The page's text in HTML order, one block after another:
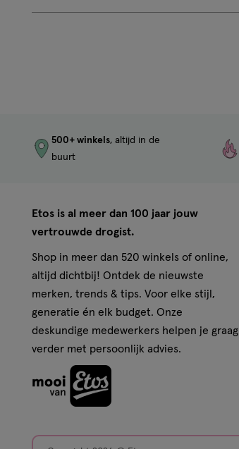
500+ winkels, altijd in de
buurt
Etos is al meer dan 100 jaar jouw
vertrouwde drogist.
Shop in meer dan 520 winkels of online,
altijd dichtbij! Ontdek de nieuwste
merken, trends & tips. Voor elke stijl,
generatie én elk budget. Onze
deskundige medewerkers helpen je graag
verder met persoonlijk advies.